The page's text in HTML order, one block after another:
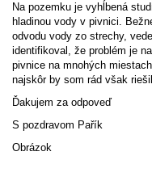
Na pozemku je vyhĺbená
hladinou vody v pivnici.
odvodu vody zo strechy,
identifikoval, že problém je
pivnice na mnohých
najskôr by som rád však
Ďakujem za odpoveď
S pozdravom Pařík
Obrázok